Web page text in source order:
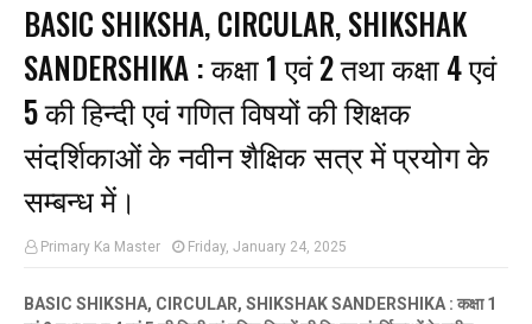
BASIC SHIKSHA, CIRCULAR, SHIKSHAK
SANDERSHIKA : कक्षा 1 एवं 2 तथा कक्षा 4 एवं
5 की हिन्दी एवं गणित विषयों की शिक्षक
संदर्शिकाओं के नवीन शैक्षिक सत्र में प्रयोग के
सम्बन्ध में।
Primary Ka Master Friday, January 24, 2025
BASIC SHIKSHA, CIRCULAR, SHIKSHAK SANDERSHIKA : कक्षा 1